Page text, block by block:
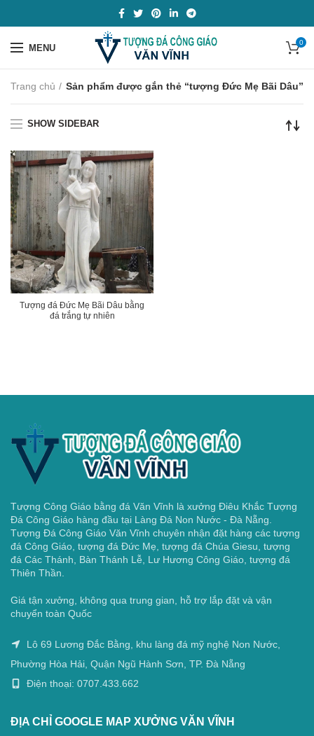
MENU 0
Trang chủ Sản phẩm được gắn thẻ “tượng Đức Mẹ Bãi Dâu”
SHOW SIDEBAR
Tượng đá Đức Mẹ Bãi Dâu bằng
đá trắng tự nhiên
Tượng Công Giáo bằng đá Văn Vĩnh là xưởng Điêu Khắc Tượng
Đá Công Giáo hàng đầu tại Làng Đá Non Nước - Đà Nẵng.
Tượng Đá Công Giáo Văn Vĩnh chuyên nhận đặt hàng các tượng
đá Công Giáo, tượng đá Đức Mẹ, tượng đá Chúa Giesu, tượng
đá Các Thánh, Bàn Thánh Lễ, Lư Hương Công Giáo, tượng đá
Thiên Thần.
Giá tận xưởng, không qua trung gian, hỗ trợ lắp đặt và vận
chuyển toàn Quốc
Lô 69 Lương Đắc Bằng, khu làng đá mỹ nghệ Non Nước,
Phường Hòa Hải, Quận Ngũ Hành Sơn, TP. Đà Nẵng
Điện thoại: 0707.433.662
ĐỊA CHỈ GOOGLE MAP XƯỞNG VĂN VĨNH